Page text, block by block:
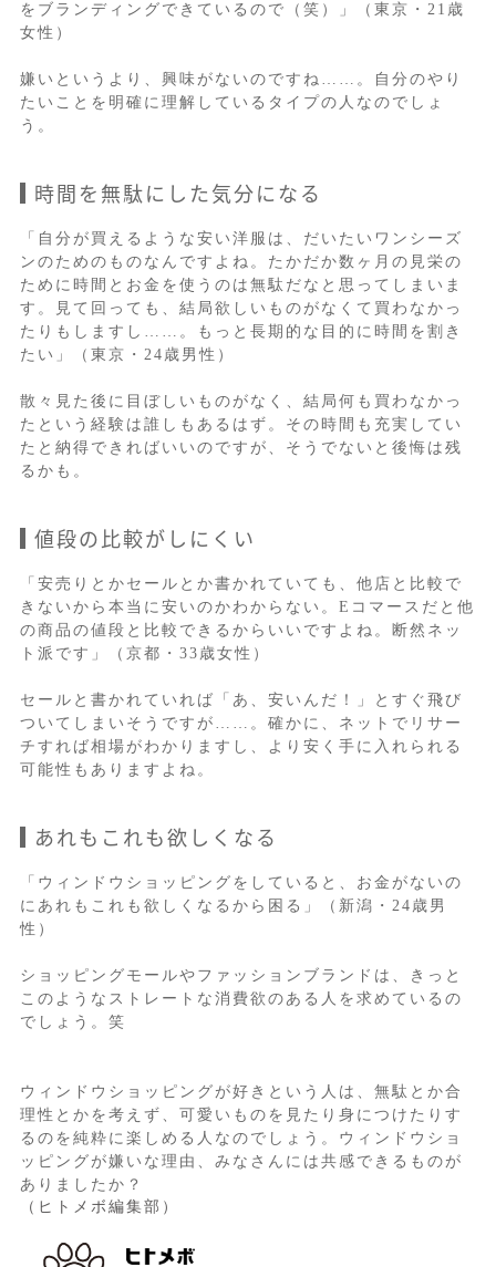
をブランディングできているので（笑）」（東京・21歳
女性）
嫌いというより、興味がないのですね……。自分のやり
たいことを明確に理解しているタイプの人なのでしょ
う。
時間を無駄にした気分になる
「自分が買えるような安い洋服は、だいたいワンシーズ
ンのためのものなんですよね。たかだか数ヶ月の見栄の
ために時間とお金を使うのは無駄だなと思ってしまいま
す。見て回っても、結局欲しいものがなくて買わなかっ
たりもしますし……。もっと長期的な目的に時間を割き
たい」（東京・24歳男性）
散々見た後に目ぼしいものがなく、結局何も買わなかっ
たという経験は誰しもあるはず。その時間も充実してい
たと納得できればいいのですが、そうでないと後悔は残
るかも。
値段の比較がしにくい
「安売りとかセールとか書かれていても、他店と比較で
きないから本当に安いのかわからない。Eコマースだと他
の商品の値段と比較できるからいいですよね。断然ネッ
ト派です」（京都・33歳女性）
セールと書かれていれば「あ、安いんだ！」とすぐ飛び
ついてしまいそうですが……。確かに、ネットでリサー
チすれば相場がわかりますし、より安く手に入れられる
可能性もありますよね。
あれもこれも欲しくなる
「ウィンドウショッピングをしていると、お金がないの
にあれもこれも欲しくなるから困る」（新潟・24歳男
性）
ショッピングモールやファッションブランドは、きっと
このようなストレートな消費欲のある人を求めているの
でしょう。笑
ウィンドウショッピングが好きという人は、無駄とか合
理性とかを考えず、可愛いものを見たり身につけたりす
るのを純粋に楽しめる人なのでしょう。ウィンドウショ
ッピングが嫌いな理由、みなさんには共感できるものが
ありましたか？
（ヒトメボ編集部）